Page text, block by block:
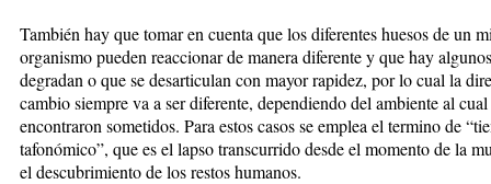
También hay que tomar en cuenta que los diferentes huesos de un
organismo pueden reaccionar de manera diferente y que hay
degradan o que se desarticulan con mayor rapidez, por lo cual la
cambio siempre va a ser diferente, dependiendo del ambiente al cual
encontraron sometidos. Para estos casos se emplea el termino de
tafonómico”, que es el lapso transcurrido desde el momento de la
el descubrimiento de los restos humanos.